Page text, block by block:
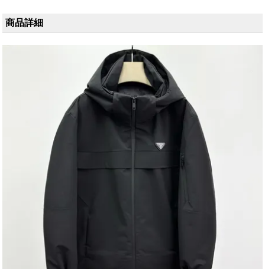
商品詳細